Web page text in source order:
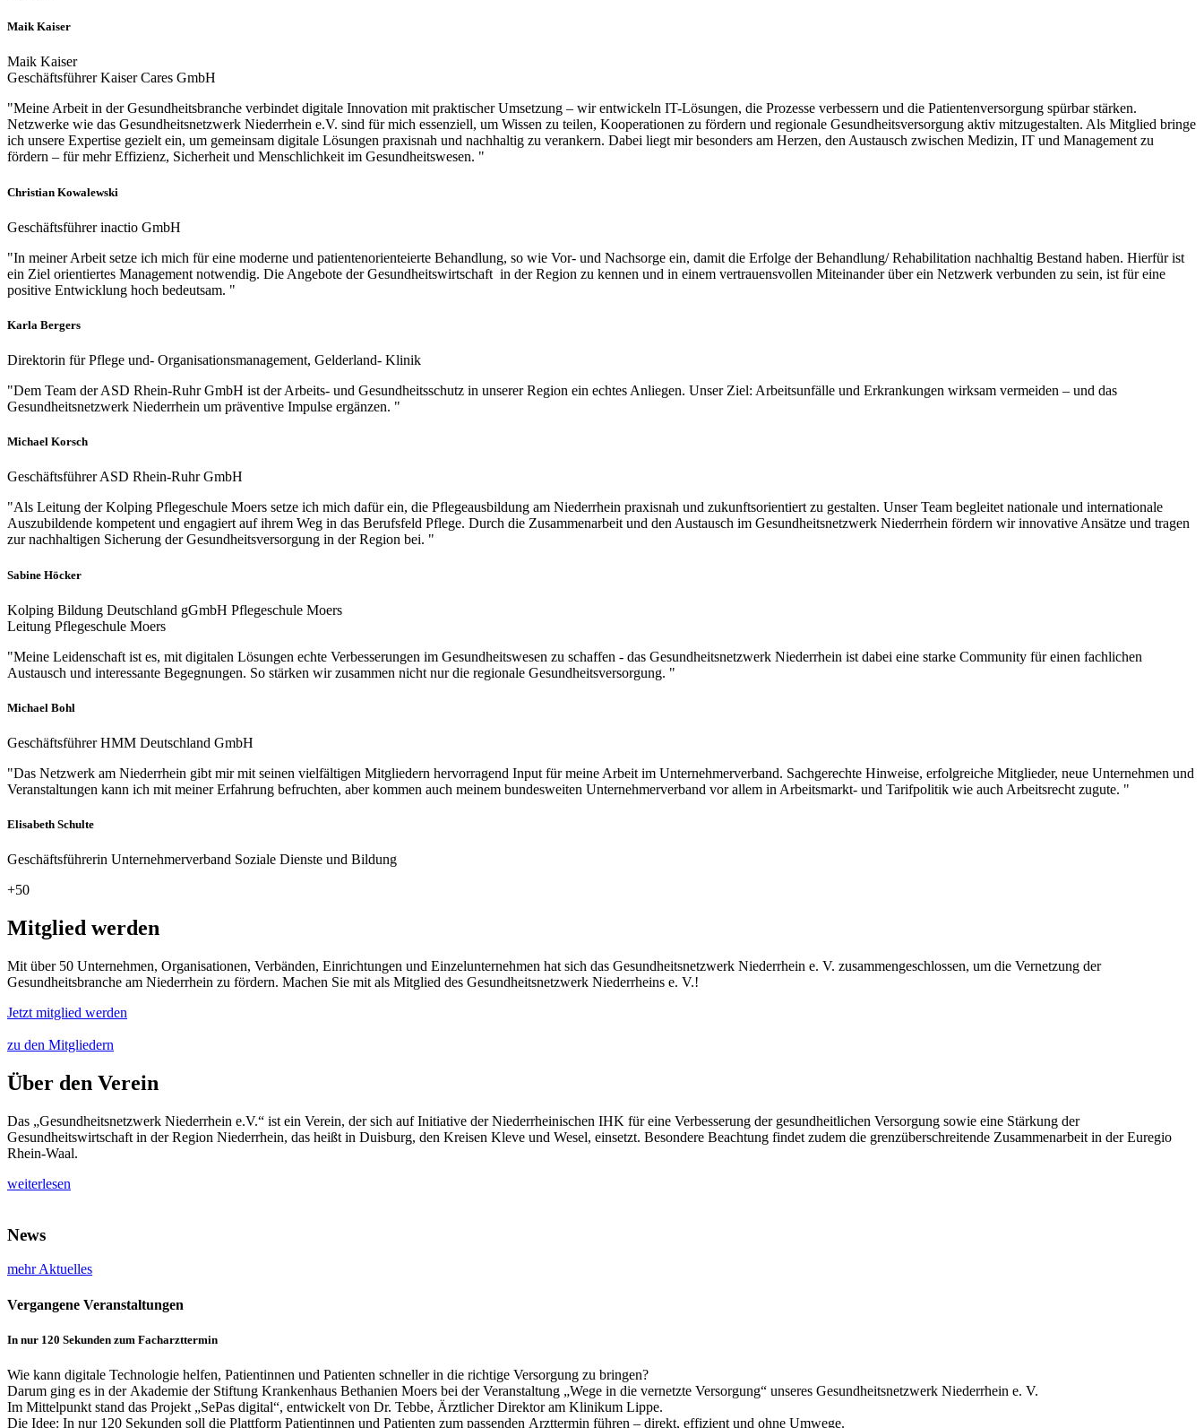
Maik Kaiser
Maik Kaiser
Geschäftsführer Kaiser Cares GmbH
"Meine Arbeit in der Gesundheitsbranche verbindet digitale Innovation mit praktischer Umsetzung – wir entwickeln IT-Lösungen, die Prozesse verbessern und die Patientenversorgung spürbar stärken.
Netzwerke wie das Gesundheitsnetzwerk Niederrhein e.V. sind für mich essenziell, um Wissen zu teilen, Kooperationen zu fördern und regionale Gesundheitsversorgung aktiv mitzugestalten. Als Mitglied bringe
ich unsere Expertise gezielt ein, um gemeinsam digitale Lösungen praxisnah und nachhaltig zu verankern. Dabei liegt mir besonders am Herzen, den Austausch zwischen Medizin, IT und Management zu
fördern – für mehr Effizienz, Sicherheit und Menschlichkeit im Gesundheitswesen. "
Christian Kowalewski
Geschäftsführer inactio GmbH
"In meiner Arbeit setze ich mich für eine moderne und patientenorienteierte Behandlung, so wie Vor- und Nachsorge ein, damit die Erfolge der Behandlung/ Rehabilitation nachhaltig Bestand haben. Hierfür ist
ein Ziel orientiertes Management notwendig. Die Angebote der Gesundheitswirtschaft in der Region zu kennen und in einem vertrauensvollen Miteinander über ein Netzwerk verbunden zu sein, ist für eine
positive Entwicklung hoch bedeutsam. "
Karla Bergers
Direktorin für Pflege und- Organisationsmanagement, Gelderland- Klinik
"Dem Team der ASD Rhein-Ruhr GmbH ist der Arbeits- und Gesundheitsschutz in unserer Region ein echtes Anliegen. Unser Ziel: Arbeitsunfälle und Erkrankungen wirksam vermeiden – und das
Gesundheitsnetzwerk Niederrhein um präventive Impulse ergänzen. "
Michael Korsch
Geschäftsführer ASD Rhein-Ruhr GmbH
"Als Leitung der Kolping Pflegeschule Moers setze ich mich dafür ein, die Pflegeausbildung am Niederrhein praxisnah und zukunftsorientiert zu gestalten. Unser Team begleitet nationale und internationale
Auszubildende kompetent und engagiert auf ihrem Weg in das Berufsfeld Pflege. Durch die Zusammenarbeit und den Austausch im Gesundheitsnetzwerk Niederrhein fördern wir innovative Ansätze und tragen
zur nachhaltigen Sicherung der Gesundheitsversorgung in der Region bei. "
Sabine Höcker
Kolping Bildung Deutschland gGmbH Pflegeschule Moers
Leitung Pflegeschule Moers
"Meine Leidenschaft ist es, mit digitalen Lösungen echte Verbesserungen im Gesundheitswesen zu schaffen - das Gesundheitsnetzwerk Niederrhein ist dabei eine starke Community für einen fachlichen
Austausch und interessante Begegnungen. So stärken wir zusammen nicht nur die regionale Gesundheitsversorgung. "
Michael Bohl
Geschäftsführer HMM Deutschland GmbH
"Das Netzwerk am Niederrhein gibt mir mit seinen vielfältigen Mitgliedern hervorragend Input für meine Arbeit im Unternehmerverband. Sachgerechte Hinweise, erfolgreiche Mitglieder, neue Unternehmen und
Veranstaltungen kann ich mit meiner Erfahrung befruchten, aber kommen auch meinem bundesweiten Unternehmerverband vor allem in Arbeitsmarkt- und Tarifpolitik wie auch Arbeitsrecht zugute. "
Elisabeth Schulte
Geschäftsführerin Unternehmerverband Soziale Dienste und Bildung
+50
Mitglied werden
Mit über 50 Unternehmen, Organisationen, Verbänden, Einrichtungen und Einzelunternehmen hat sich das Gesundheitsnetzwerk Niederrhein e. V. zusammengeschlossen, um die Vernetzung der
Gesundheitsbranche am Niederrhein zu fördern. Machen Sie mit als Mitglied des Gesundheitsnetzwerk Niederrheins e. V.!
Jetzt mitglied werden
zu den Mitgliedern
Über den Verein
Das „Gesundheitsnetzwerk Niederrhein e.V.“ ist ein Verein, der sich auf Initiative der Niederrheinischen IHK für eine Verbesserung der gesundheitlichen Versorgung sowie eine Stärkung der
Gesundheitswirtschaft in der Region Niederrhein, das heißt in Duisburg, den Kreisen Kleve und Wesel, einsetzt. Besondere Beachtung findet zudem die grenzüberschreitende Zusammenarbeit in der Euregio
Rhein-Waal.
weiterlesen
News
mehr Aktuelles
Vergangene Veranstaltungen
In nur 120 Sekunden zum Facharzttermin
Wie kann digitale Technologie helfen, Patientinnen und Patienten schneller in die richtige Versorgung zu bringen?
Darum ging es in der Akademie der Stiftung Krankenhaus Bethanien Moers bei der Veranstaltung „Wege in die vernetzte Versorgung“ unseres Gesundheitsnetzwerk Niederrhein e. V.
Im Mittelpunkt stand das Projekt „SePas digital“, entwickelt von Dr. Tebbe, Ärztlicher Direktor am Klinikum Lippe.
Die Idee: In nur 120 Sekunden soll die Plattform Patientinnen und Patienten zum passenden Arzttermin führen – direkt, effizient und ohne Umwege.